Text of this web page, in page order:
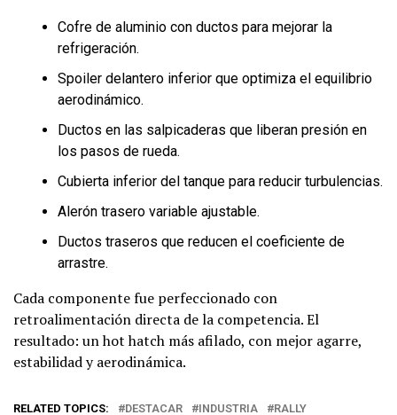
Cofre de aluminio con ductos para mejorar la
refrigeración.
Spoiler delantero inferior que optimiza el equilibrio
aerodinámico.
Ductos en las salpicaderas que liberan presión en
los pasos de rueda.
Cubierta inferior del tanque para reducir turbulencias.
Alerón trasero variable ajustable.
Ductos traseros que reducen el coeficiente de
arrastre.
Cada componente fue perfeccionado con
retroalimentación directa de la competencia. El
resultado: un hot hatch más afilado, con mejor agarre,
estabilidad y aerodinámica.
RELATED TOPICS: DESTACAR INDUSTRIA RALLY